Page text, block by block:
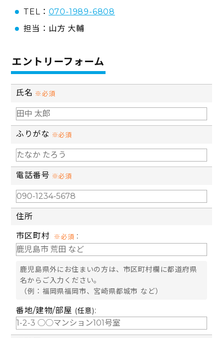
TEL： 070-1989-6808
担当：山方 大輔
エントリーフォーム
氏名 ※必須
ふりがな ※必須
電話番号 ※必須
住所
市区町村 ※必須 :
鹿児島県外にお住まいの方は、市区町村欄に都道府県
名からご入力ください。
（例：福岡県福岡市、宮崎県都城市 など）
番地/建物/部屋 (任意):